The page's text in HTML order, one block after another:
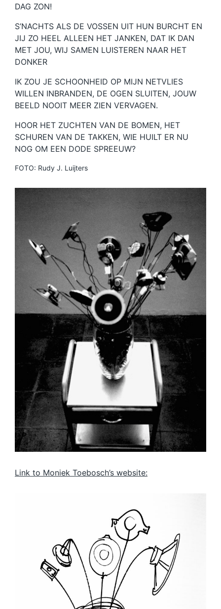
DAG ZON!
S’NACHTS ALS DE VOSSEN UIT HUN BURCHT EN
JIJ ZO HEEL ALLEEN HET JANKEN, DAT IK DAN
MET JOU, WIJ SAMEN LUISTEREN NAAR HET
DONKER
IK ZOU JE SCHOONHEID OP MIJN NETVLIES
WILLEN INBRANDEN, DE OGEN SLUITEN, JOUW
BEELD NOOIT MEER ZIEN VERVAGEN.
HOOR HET ZUCHTEN VAN DE BOMEN, HET
SCHUREN VAN DE TAKKEN, WIE HUILT ER NU
NOG OM EEN DODE SPREEUW?
FOTO: Rudy J. Luijters
Link to Moniek Toebosch’s website: